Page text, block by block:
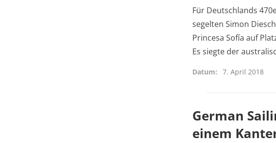
Für Deutschlands
segelten Simon
Princesa Sofía auf
Es siegte der
Datum 7. April 2018
German
einem